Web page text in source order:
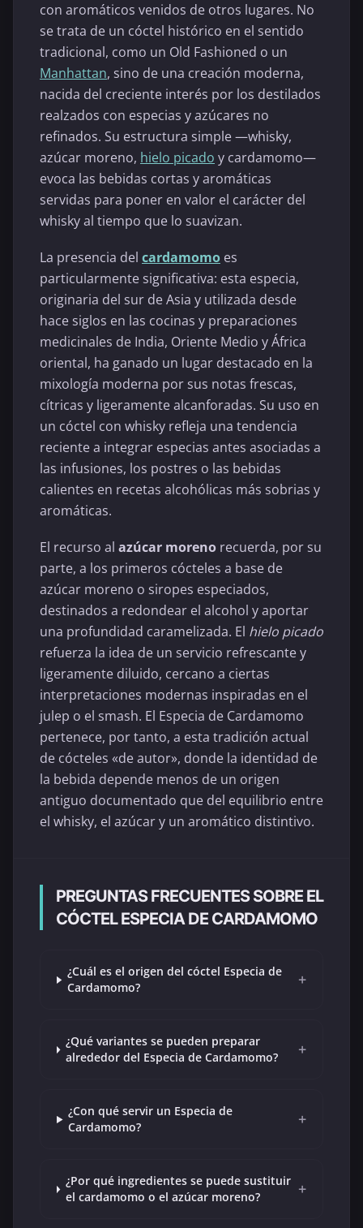
con aromáticos venidos de otros lugares. No
se trata de un cóctel histórico en el sentido
tradicional, como un Old Fashioned o un
Manhattan, sino de una creación moderna,
nacida del creciente interés por los destilados
realzados con especias y azúcares no
refinados. Su estructura simple —whisky,
azúcar moreno, hielo picado y cardamomo—
evoca las bebidas cortas y aromáticas
servidas para poner en valor el carácter del
whisky al tiempo que lo suavizan.
La presencia del cardamomo es
particularmente significativa: esta especia,
originaria del sur de Asia y utilizada desde
hace siglos en las cocinas y preparaciones
medicinales de India, Oriente Medio y África
oriental, ha ganado un lugar destacado en la
mixología moderna por sus notas frescas,
cítricas y ligeramente alcanforadas. Su uso en
un cóctel con whisky refleja una tendencia
reciente a integrar especias antes asociadas a
las infusiones, los postres o las bebidas
calientes en recetas alcohólicas más sobrias y
aromáticas.
El recurso al azúcar moreno recuerda, por su
parte, a los primeros cócteles a base de
azúcar moreno o siropes especiados,
destinados a redondear el alcohol y aportar
una profundidad caramelizada. El hielo picado
refuerza la idea de un servicio refrescante y
ligeramente diluido, cercano a ciertas
interpretaciones modernas inspiradas en el
julep o el smash. El Especia de Cardamomo
pertenece, por tanto, a esta tradición actual
de cócteles «de autor», donde la identidad de
la bebida depende menos de un origen
antiguo documentado que del equilibrio entre
el whisky, el azúcar y un aromático distintivo.
PREGUNTAS FRECUENTES SOBRE EL
CÓCTEL ESPECIA DE CARDAMOMO
¿Cuál es el origen del cóctel Especia de
Cardamomo?
+
¿Qué variantes se pueden preparar
alrededor del Especia de Cardamomo?
+
¿Con qué servir un Especia de
Cardamomo?
+
¿Por qué ingredientes se puede sustituir
el cardamomo o el azúcar moreno?
+